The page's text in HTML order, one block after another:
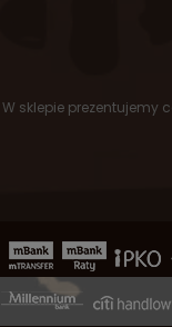
W sklepie prezentujemy